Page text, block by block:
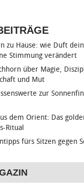
zu Hause: wie Duft
Stimmung verändert
über Magie,
und Mut
zur
dem Orient: Das
Ritual
fürs Sitzen gegen